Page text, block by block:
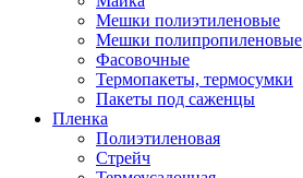
Мешки полиэтиленовые
Мешки полипропиленовые
Фасовочные
Термопакеты, термосумки
Пакеты под саженцы
Пленка
Полиэтиленовая
Стрейч